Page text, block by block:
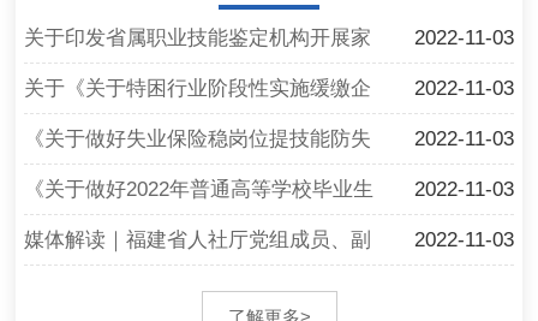
2022-11-03
关于印发省属职业技能鉴定机构开展家
庭… 2022-11-03
关于《关于特困行业阶段性实施缓缴企
业… 2022-11-03
《关于做好失业保险稳岗位提技能防失
业… 2022-11-03
《关于做好2022年普通高等学校毕业生
就… 2022-11-03
媒体解读｜福建省人社厅党组成员、副
《福建省城乡居民基本养老保险经办规